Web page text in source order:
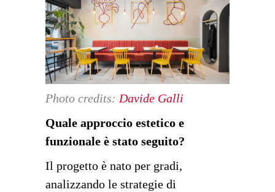
Photo credits: Davide Galli
Quale approccio estetico e
funzionale è stato seguito?
Il progetto è nato per gradi,
analizzando le strategie di